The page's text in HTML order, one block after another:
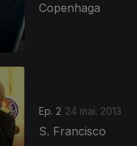
Copenhaga
Ep. 2 24 mai. 2013
S. Francisco